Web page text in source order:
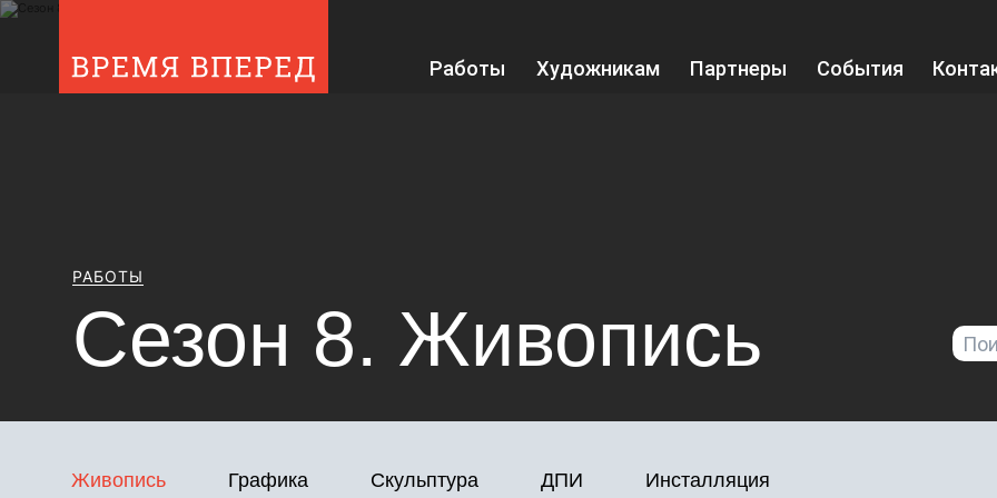
Работы Художникам Партнеры События
РАБОТЫ
Сезон 8. Живопись Поиск
Живопись Графика Скульптура ДПИ Инсталляция